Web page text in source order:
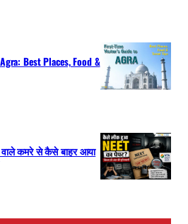
Best Places, Food &
वाले कमरे से कैसे बाहर आया